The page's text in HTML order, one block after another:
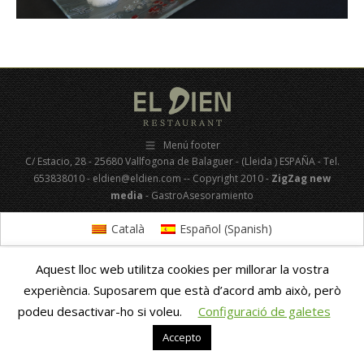
Menú footer
C/ Estacio, 28 - 25680 Vallfogona de Balaguer - (Lleida ) ESPAÑA - Tel.
653838010 - eldien@eldien.com -- Copyright 2010 -ZigZag new
media- GastroAsesoramiento
Aquest lloc web utilitza cookies per millorar la vostra
experiència. Suposarem que està d’acord amb això, però
podeu desactivar-ho si voleu.
Configuració de galetes
Accepto
Català Español (Spanish)